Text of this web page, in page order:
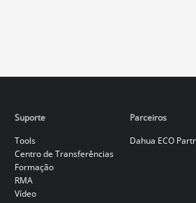
Suporte
Tools
Centro de Transferências
Formação
RMA
Vídeo
Parceiros
Dahua ECO